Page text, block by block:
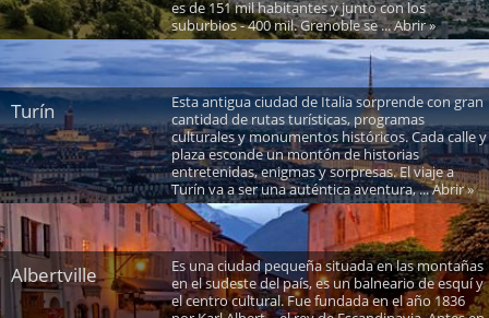
es de 151 mil habitantes y junto con los
suburbios - 400 mil. Grenoble se ... Abrir »
Turín
Esta antigua ciudad de Italia sorprende con gran
cantidad de rutas turísticas, programas
culturales y monumentos históricos. Cada calle y
plaza esconde un montón de historias
entretenidas, enigmas y sorpresas. El viaje a
Turín va a ser una auténtica aventura, ... Abrir »
Albertville
Es una ciudad pequeña situada en las montañas
en el sudeste del país, es un balneario de esquí y
el centro cultural. Fue fundada en el año 1836